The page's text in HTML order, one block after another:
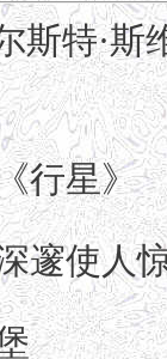
斯特·斯
行星》
邃使人